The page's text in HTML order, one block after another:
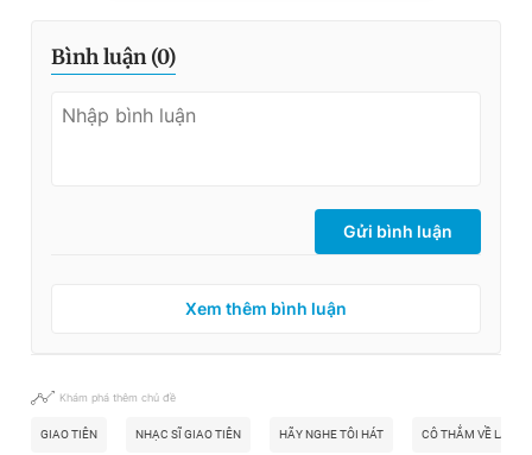
Bình luận (0)
Gửi bình luận
Xem thêm bình luận
Khám phá thêm chủ đề
GIAO TIÊN NHẠC SĨ GIAO TIÊN HÃY NGHE TÔI HÁT CÔ THẮM VỀ LÀNG